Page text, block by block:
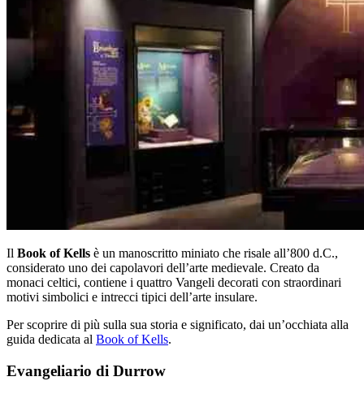
Il Book of Kells è un manoscritto miniato che risale all’800 d.C.,
considerato uno dei capolavori dell’arte medievale. Creato da
monaci celtici, contiene i quattro Vangeli decorati con straordinari
motivi simbolici e intrecci tipici dell’arte insulare.
Per scoprire di più sulla sua storia e significato, dai un’occhiata alla
guida dedicata al Book of Kells.
Evangeliario di Durrow